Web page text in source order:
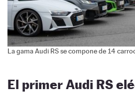
La gama Audi RS se compone de 14
El primer Audi RS